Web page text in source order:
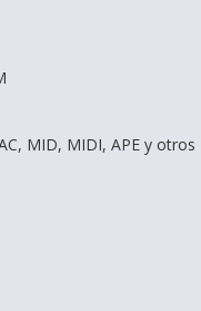
MID, MIDI, APE y otros